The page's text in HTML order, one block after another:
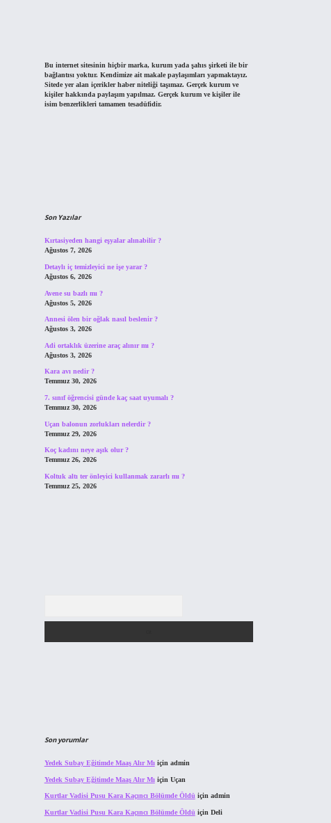
Bu internet sitesinin hiçbir marka, kurum yada şahıs şirketi ile bir
bağlantısı yoktur. Kendimize ait makale paylaşımları yapmaktayız.
Sitede yer alan içerikler haber niteliği taşımaz. Gerçek kurum ve
kişiler hakkında paylaşım yapılmaz. Gerçek kurum ve kişiler ile
isim benzerlikleri tamamen tesadüfidir.
Son Yazılar
Kırtasiyeden hangi eşyalar alınabilir ?
Ağustos 7, 2026
Detaylı iç temizleyici ne işe yarar ?
Ağustos 6, 2026
Avene su bazlı mı ?
Ağustos 5, 2026
Annesi ölen bir oğlak nasıl beslenir ?
Ağustos 3, 2026
Adi ortaklık üzerine araç alınır mı ?
Ağustos 3, 2026
Kara avı nedir ?
Temmuz 30, 2026
7. sınıf öğrencisi günde kaç saat uyumalı ?
Temmuz 30, 2026
Uçan balonun zorlukları nelerdir ?
Temmuz 29, 2026
Koç kadını neye aşık olur ?
Temmuz 26, 2026
Koltuk altı ter önleyici kullanmak zararlı mı ?
Temmuz 25, 2026
Son yorumlar
Yedek Subay Eğitimde Maaş Alır Mı için admin
Yedek Subay Eğitimde Maaş Alır Mı için Uçan
Kurtlar Vadisi Pusu Kara Kaçıncı Bölümde Öldü için admin
Kurtlar Vadisi Pusu Kara Kaçıncı Bölümde Öldü için Deli